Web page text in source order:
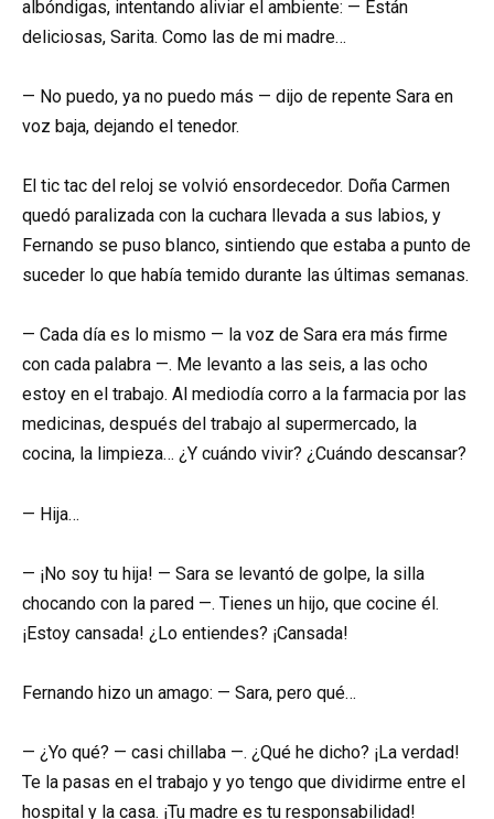
albóndigas, intentando aliviar el ambiente: — Están
deliciosas, Sarita. Como las de mi madre…
— No puedo, ya no puedo más — dijo de repente Sara en
voz baja, dejando el tenedor.
El tic tac del reloj se volvió ensordecedor. Doña Carmen
quedó paralizada con la cuchara llevada a sus labios, y
Fernando se puso blanco, sintiendo que estaba a punto de
suceder lo que había temido durante las últimas semanas.
— Cada día es lo mismo — la voz de Sara era más firme
con cada palabra —. Me levanto a las seis, a las ocho
estoy en el trabajo. Al mediodía corro a la farmacia por las
medicinas, después del trabajo al supermercado, la
cocina, la limpieza… ¿Y cuándo vivir? ¿Cuándo descansar?
— Hija…
— ¡No soy tu hija! — Sara se levantó de golpe, la silla
chocando con la pared —. Tienes un hijo, que cocine él.
¡Estoy cansada! ¿Lo entiendes? ¡Cansada!
Fernando hizo un amago: — Sara, pero qué…
— ¿Yo qué? — casi chillaba —. ¿Qué he dicho? ¡La verdad!
Te la pasas en el trabajo y yo tengo que dividirme entre el
hospital y la casa. ¡Tu madre es tu responsabilidad!